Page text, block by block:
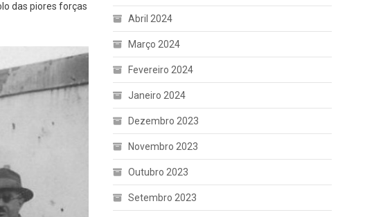
das piores forças
Abril 2024
Março 2024
Fevereiro 2024
Janeiro 2024
Dezembro 2023
Novembro 2023
Outubro 2023
Setembro 2023